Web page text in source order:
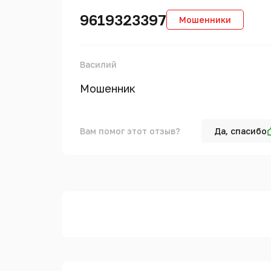
9619323397 Мошенники
Василий
Мошенник
Вам помог этот отзыв? Да, спасибо